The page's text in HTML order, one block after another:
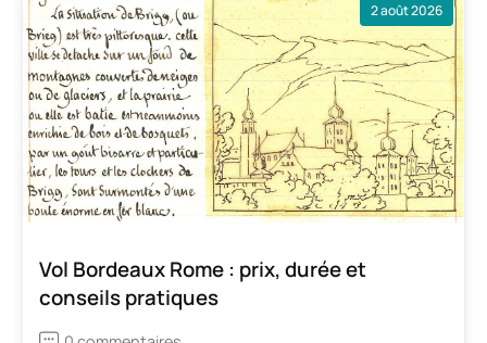
2 août 2026
Vol Bordeaux Rome : prix, durée et
conseils pratiques